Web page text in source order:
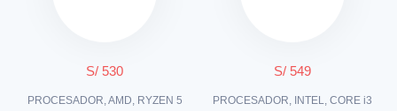
S/ 530
PROCESADOR, AMD, RYZEN 5
S/ 549
PROCESADOR, INTEL, CORE i3